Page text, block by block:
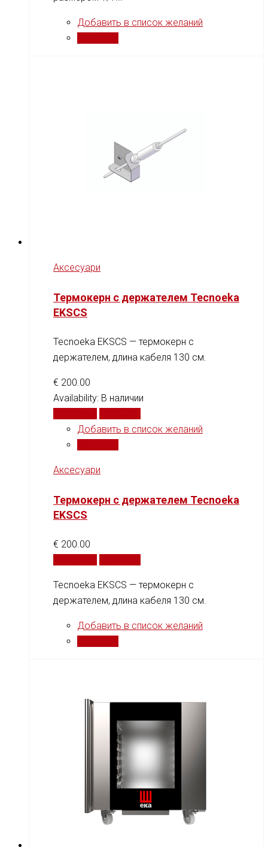
Добавить в список желаний
Аксесуари
Термокерн с держателем Tecnoeka
EKSCS
Tecnoeka EKSCS — термокерн с
держателем, длина кабеля 130 см.
€ 200.00
Availability: В наличии
Добавить в список желаний
Аксесуари
Термокерн с держателем Tecnoeka
EKSCS
€ 200.00
Tecnoeka EKSCS — термокерн с
держателем, длина кабеля 130 см.
Добавить в список желаний